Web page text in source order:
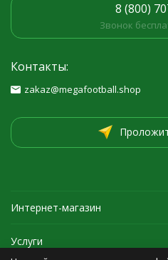
8 (800)
Звонок
Контакты:
zakaz@megafootball.shop
Интернет-магазин
Услуги